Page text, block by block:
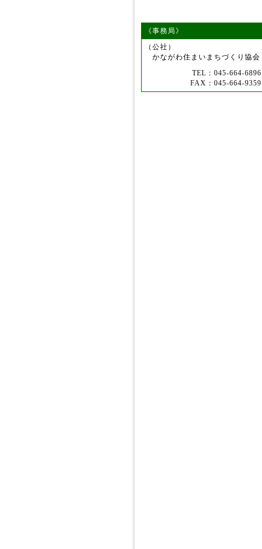
《事務局》
（公社）
かながわ住まいまちづくり協会
TEL：045-664-6896
FAX：045-664-9359